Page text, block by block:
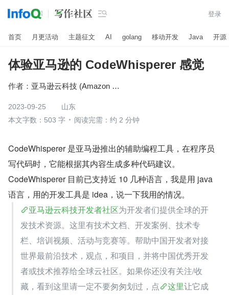
 登录
首页 月更活动 主题征文 AI golang 移动开发 Java 开源
体验亚马逊的 CodeWhisperer 感觉
作者： 亚马逊云科技 (Amazon Web Services）
2023-09-25
山东
本文字数：503 字
阅读完需：约 2 分钟
CodeWhisperer 是亚马逊推出的辅助编程工具，在程序员
写代码时，它能根据其内容生成多种代码建议。
CodeWhisperer 目前已支持近 10 几种语言，我是用 java
语言，用的开发工具是 idea，说一下我用的情况。
亚马逊云科技开发者社区为开发者们提供全球的开
发技术资源。这里有技术文档、开发案例、技术专
栏、培训视频、活动与竞赛等。帮助中国开发者对接
世界最前沿技术，观点，和项目，并将中国优秀开发
者或技术推荐给全球云社区。如果你还没有关注/收
藏，看到这里请一定不要匆匆划过，点
这里让它成